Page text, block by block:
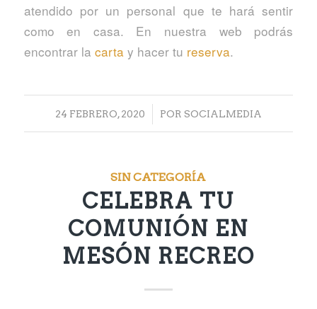
atendido por un personal que te hará sentir
como en casa. En nuestra web podrás
encontrar la cartay hacer tu reserva.
24 FEBRERO, 2020
/ POR SOCIALMEDIA
SIN CATEGORÍA
CELEBRA TU
COMUNIÓN EN
MESÓN RECREO